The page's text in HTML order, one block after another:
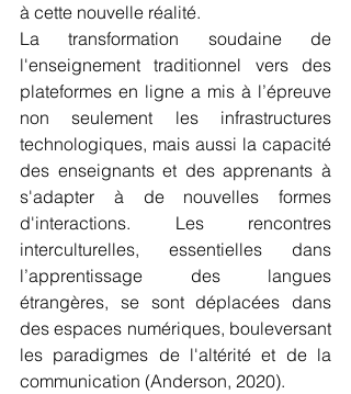
à cette nouvelle réalité.
La transformation soudaine de
l'enseignement traditionnel vers des
plateformes en ligne a mis à l’épreuve
non seulement les infrastructures
technologiques, mais aussi la capacité
des enseignants et des apprenants à
s'adapter à de nouvelles formes
d'interactions. Les rencontres
interculturelles, essentielles dans
l’apprentissage des langues
étrangères, se sont déplacées dans
des espaces numériques, bouleversant
les paradigmes de l'altérité et de la
communication (Anderson, 2020).